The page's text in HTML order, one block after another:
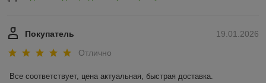
19.01.2026
Покупатель
Отлично
Все соответствует, цена актуальная, быстрая доставка.